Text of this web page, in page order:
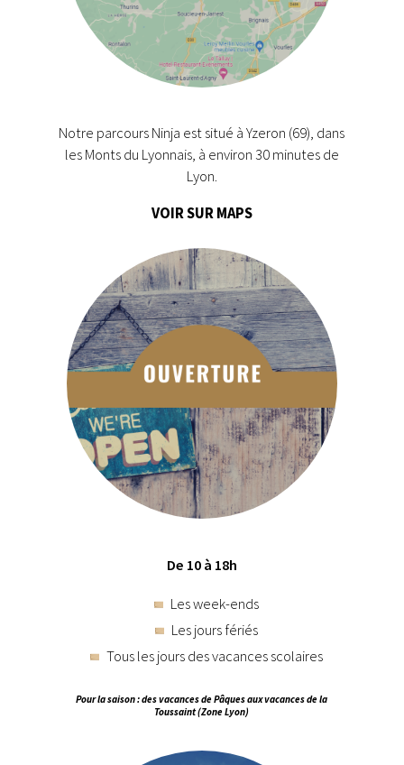
Notre parcours Ninja est situé à Yzeron (69), dans
les Monts du Lyonnais, à environ 30 minutes de
Lyon.
VOIR SUR MAPS
De 10 à 18h
Les week-ends
Les jours fériés
Tous les jours des vacances scolaires
Pour la saison : des vacances de Pâques aux vacances de la
Toussaint (Zone Lyon)